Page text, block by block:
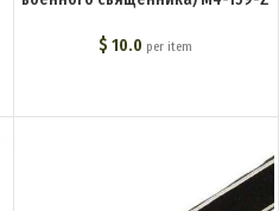
$ 10.0 per item